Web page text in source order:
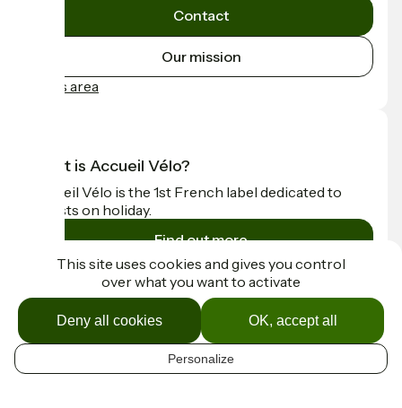
EN
Contact
Our mission
Press area
What is Accueil Vélo?
Accueil Vélo is the 1st French label dedicated to
cyclists on holiday.
Find out more
Funded as part of Destination France
Contact
This site uses cookies and gives you control
over what you want to activate
OK, accept all
Deny all cookies
Personalize